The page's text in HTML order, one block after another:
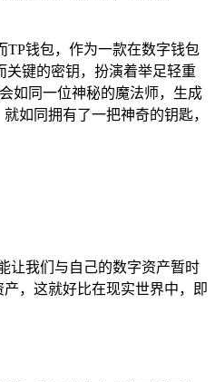
TP钱包，作为一款在数字钱包
关键的密钥，扮演着举足轻重
如同一位神秘的魔法师，生成
如同拥有了一把神奇的钥匙，
让我们与自己的数字资产暂时
，这就好比在现实世界中，即